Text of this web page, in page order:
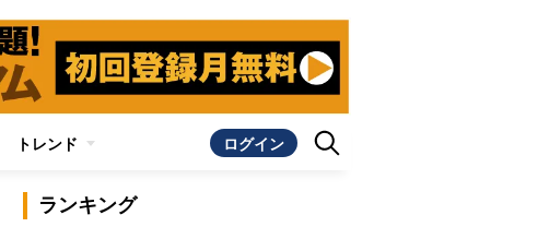
トレンド ログイン
ランキング